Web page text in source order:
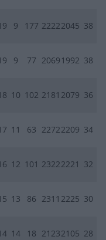
9 177 22222045 38
9 77 2069 1992 38
10 102 2181 2079 36
11 63 22722209 34
12 101 23222221 32
13 86 2311 2225 30
14 18 21232105 28